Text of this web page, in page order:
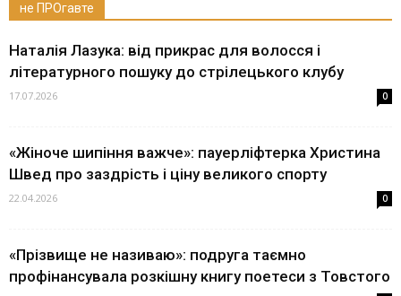
не ПРОгавте
Наталія Лазука: від прикрас для волосся і
літературного пошуку до стрілецького клубу
17.07.2026 0
«Жіноче шипіння важче»: пауерліфтерка Христина
Швед про заздрість і ціну великого спорту
22.04.2026 0
«Прізвище не називаю»: подруга таємно
профінансувала розкішну книгу поетеси з Товстого